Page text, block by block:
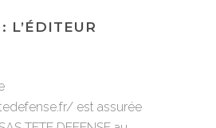
L’ÉDITEUR
est assurée